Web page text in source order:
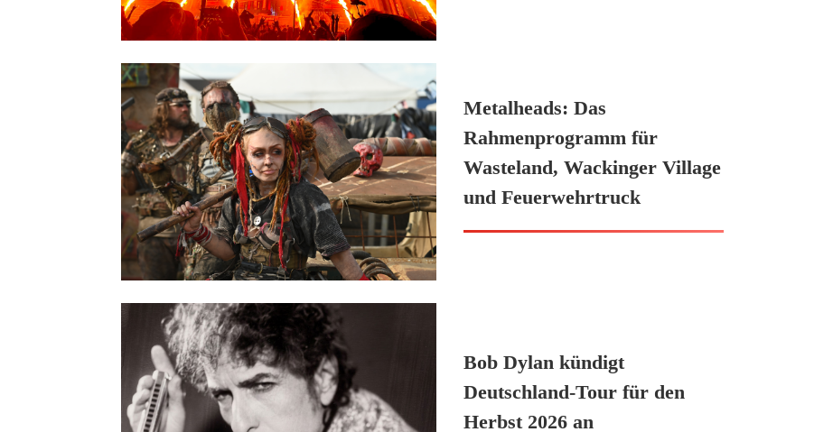
Metalheads: Das
Rahmenprogramm für
Wasteland, Wackinger Village
und Feuerwehrtruck
Bob Dylan kündigt
Deutschland-Tour für den
Herbst 2026 an